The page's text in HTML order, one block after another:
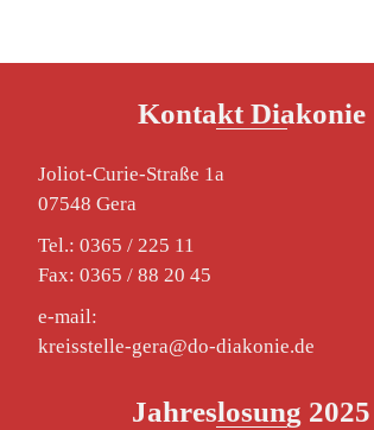
Kontakt Diakonie
Joliot-Curie-Straße 1a
07548 Gera
Tel.: 0365 / 225 11
Fax: 0365 / 88 20 45
e-mail:
kreisstelle-gera@do-diakonie.de
Jahreslosung 2025